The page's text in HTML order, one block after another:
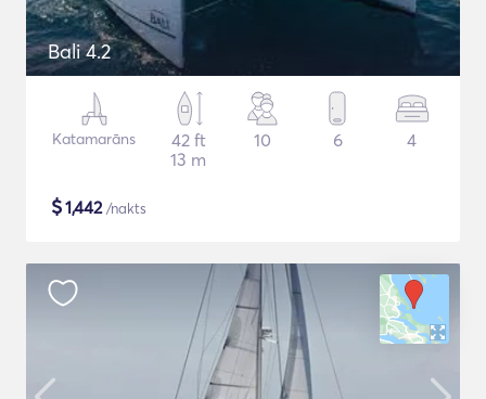
Bali 4.2
Katamarāns
42 ft
13 m
10 6 4
$1,442/nakts